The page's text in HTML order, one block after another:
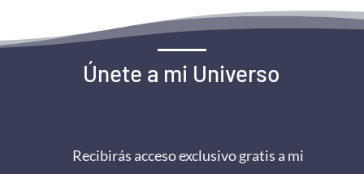
Únete a mi Universo
Recibirás acceso exclusivo gratis a mi